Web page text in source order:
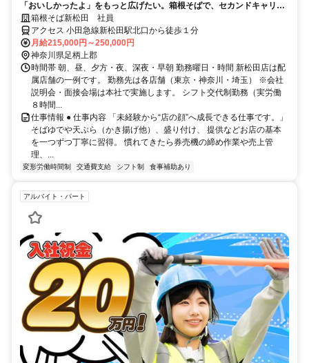
「おいしかったよ」をもっと広げたい。箱根そばで、セカンドキャリア
を輝かせよう！
箱根そば新松田 社員
アクセス 小田急線新松田駅北口から徒歩１分
月給215,000円～250,000円
神奈川県足柄上郡
時間帯 朝、昼、夕方・夜、深夜・早朝 勤務曜日・時間 新松田店は配
属店舗の一例です。 勤務先は各店舗（東京・神奈川・埼玉） ※会社
説明会・面接会場は本社で実施します。 シフト交代制勤務（実労働
８時間...
仕事情報 ● 仕事内容 「未経験から“店の顔”へ成長できる仕事です。」
そばゆでや天ぷら（かき揚げ他）、盛り付け、 提供などお店の基本
を一つずつ丁寧に習得。 慣れてきたら券売機の締め作業や売上管
理、...
変形労働時間制 交通費支給 シフト制 食事補助あり
アルバイト・パート